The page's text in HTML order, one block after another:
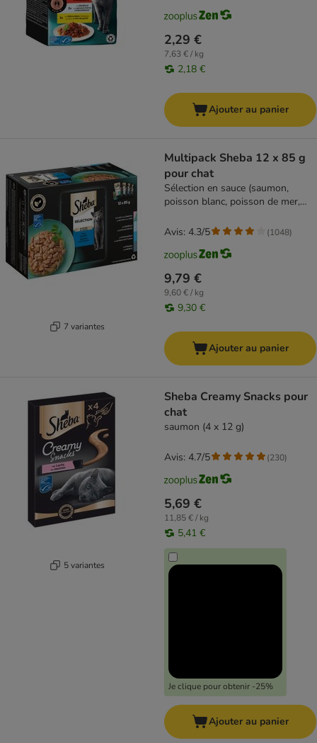
2,29 €
7,63 € / kg
2,18 €
Ajouter au panier
7 variantes
Multipack Sheba 12 x 85 g
pour chat
Sélection en sauce (saumon,
poisson blanc, poisson de mer,
9,79 €
9,60 € / kg
9,30 €
Avis: 4.3/5 (1048)
Ajouter au panier
5 variantes
Sheba Creamy Snacks pour
chat
saumon (4 x 12 g)
5,69 €
11,85 € / kg
5,41 €
Je clique pour obtenir -25%
Avis: 4.7/5 (230)
Ajouter au panier